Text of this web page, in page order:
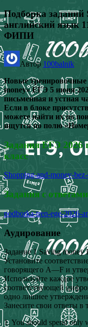
Подборка заданий
английский язык
ФИПИ
Автор100balnik
Новые тренировочные
money» ЕГЭ 5 июня
письменная и устная
Если в блоке
можете найти их по
ищутся по полю
Задания ЕГЭ 2026
класс
Shopping-and-money-
Задания с
podborka-tren-ege-2026-
Аудирование
Задание 1 Saving
Установите
говорящего A––F и
Используйте каждое
соответствующей
одно лишнее
Занесите свои ответы в
1. You should spend only